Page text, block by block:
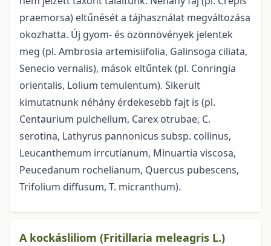
praemorsa) eltűnését a tájhasználat megváltozása
okozhatta. Új gyom- és özönnövények jelentek
meg (pl. Ambrosia artemisiifolia, Galinsoga ciliata,
Senecio vernalis), mások eltűntek (pl. Conringia
orientalis, Lolium temulentum). Sikerült
kimutatnunk néhány érdekesebb fajt is (pl.
Centaurium pulchellum, Carex otrubae, C.
serotina, Lathyrus pannonicus subsp. collinus,
Leucanthemum irrcutianum, Minuartia viscosa,
Peucedanum rochelianum, Quercus pubescens,
Trifolium diffusum, T. micranthum).
A kockásliliom (Fritillaria meleagris L.)